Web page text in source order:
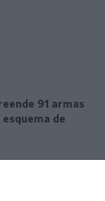
91 armas
de